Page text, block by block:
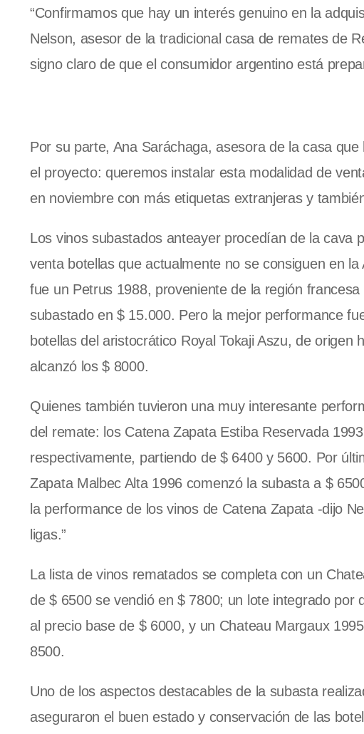
“Confirmamos que hay un interés genuino en la
Nelson, asesor de la tradicional casa de remates de
signo claro de que el consumidor argentino está
Por su parte, Ana Saráchaga, asesora de la casa
el proyecto: queremos instalar esta modalidad de
en noviembre con más etiquetas extranjeras y
Los vinos subastados anteayer procedían de la cava
venta botellas que actualmente no se consiguen en
fue un Petrus 1988, proveniente de la región
subastado en $ 15.000. Pero la mejor performance
botellas del aristocrático Royal Tokaji Aszu, de
alcanzó los $ 8000.
Quienes también tuvieron una muy interesante
del remate: los Catena Zapata Estiba Reservada
respectivamente, partiendo de $ 6400 y 5600. Por
Zapata Malbec Alta 1996 comenzó la subasta a $
la performance de los vinos de Catena Zapata -dijo
ligas.”
La lista de vinos rematados se completa con un
de $ 6500 se vendió en $ 7800; un lote integrado
al precio base de $ 6000, y un Chateau Margaux
8500.
Uno de los aspectos destacables de la subasta
aseguraron el buen estado y conservación de las